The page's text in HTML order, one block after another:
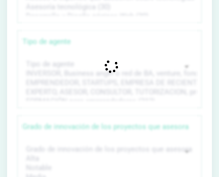
Tipo de agente
Grado de innovación de los proyectos que asesora